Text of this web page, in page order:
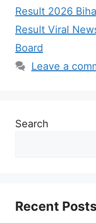
Result 2026
Result Viral
Board
Leave a
Search
Recent Posts